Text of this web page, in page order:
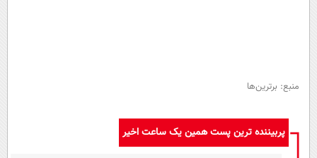
منبع: برترین‌ها
پربیننده ترین پست همین یک ساعت اخیر